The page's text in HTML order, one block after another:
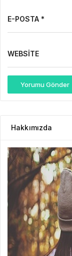
E-POSTA *
WEBSITE
Yorumu Gönder
Hakkımızda